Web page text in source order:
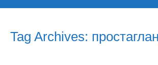
Tag Archives: